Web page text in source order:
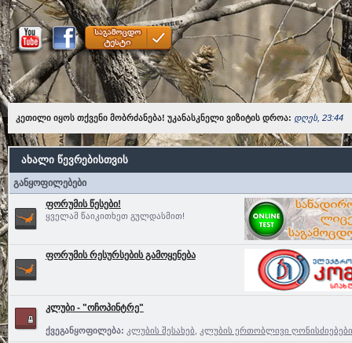
კეთილი იყოს თქვენი მობრძანება! უკანასკნელი ვიზიტის დროა: დღეს, 23:44
ახალი წევრებისთვის
განყოფილებები
ფორუმის წესები!
ყველამ წაიკითხეთ გულდასმით!
ფორუმის რესურსების გამოყენება
კლუბი - "ოჩოპინტრე"
ქვეგანყოფილება: კლუბის შესახებ კლუბის ერთობლივი ღონისძიებები